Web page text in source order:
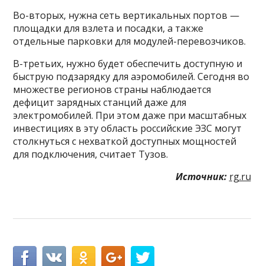
Во-вторых, нужна сеть вертикальных портов —
площадки для взлета и посадки, а также
отдельные парковки для модулей-перевозчиков.
В-третьих, нужно будет обеспечить доступную и
быструю подзарядку для аэромобилей. Сегодня во
множестве регионов страны наблюдается
дефицит зарядных станций даже для
электромобилей. При этом даже при масштабных
инвестициях в эту область российские ЭЗС могут
столкнуться с нехваткой доступных мощностей
для подключения, считает Тузов.
Источник: rg.ru